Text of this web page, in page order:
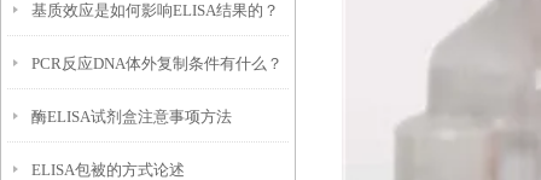
优势
基质效应是如何影响ELISA结果的？
PCR反应DNA体外复制条件有什么？
酶ELISA试剂盒注意事项方法
ELISA包被的方式论述